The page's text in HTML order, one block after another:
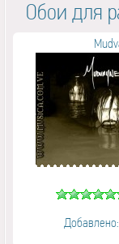
Обои для